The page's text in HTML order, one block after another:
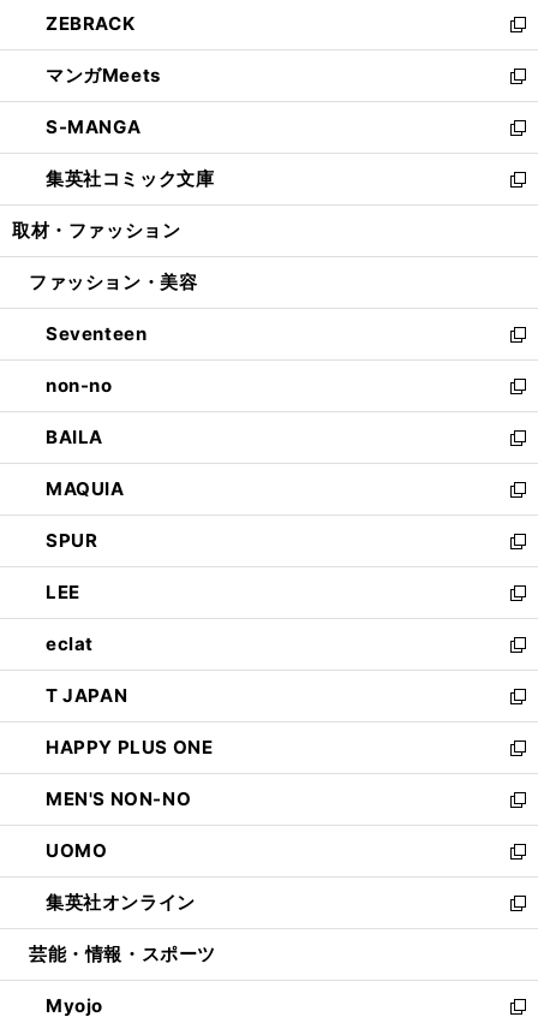
く
で
開
く
ド
ウ
で
開
く
ィ
ン
ド
ウ
で
開
く
い
ウ
ィ
ン
ド
ウ
で
開
ZEBRACK
新
し
い
ウ
ィ
ン
ド
ウ
開
マンガMeets
新
し
い
ウ
ィ
ン
ウ
開
く
S-MANGA
新
し
い
ウ
ン
ウ
で
開
く
集英社コミック文庫
新
し
ウ
ン
ド
ウ
で
開
く
取材・ファッション
ファッション・美容
Seventeen
新
し
い
ウ
ィ
ン
ド
ウ
で
開
く
non-no
新
し
い
ウ
ィ
ン
ド
ウ
で
開
く
BAILA
新
し
い
ウ
ィ
ン
ド
ウ
で
開
く
MAQUIA
新
し
い
ウ
ィ
ン
ド
ウ
で
開
く
SPUR
新
し
い
ウ
ィ
ン
ド
ウ
で
開
く
LEE
新
し
い
ウ
ィ
ン
ド
ウ
で
開
く
eclat
新
し
い
ウ
ィ
ン
ド
ウ
で
開
く
T JAPAN
新
し
い
ウ
ィ
ン
ド
ウ
で
開
HAPPY PLUS ONE
新
し
い
ウ
ィ
ン
ド
ウ
開
く
MEN'S NON-NO
新
し
い
ウ
ィ
ン
ウ
で
UOMO
新
し
い
ウ
ン
ド
集英社オンライン
新
し
ウ
ィ
芸能・情報・スポーツ
Myojo
新